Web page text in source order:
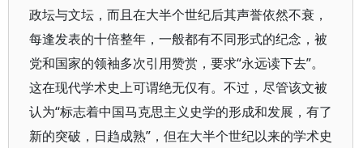
政坛与文坛，而且在大半个世纪后其声誉依然不衰，
每逢发表的十倍整年，一般都有不同形式的纪念，被
党和国家的领袖多次引用赞赏，要求“永远读下去”。
这在现代学术史上可谓绝无仅有。不过，尽管该文被
认为“标志着中国马克思主义史学的形成和发展，有了
新的突破，日趋成熟”，但在大半个世纪以来的学术史